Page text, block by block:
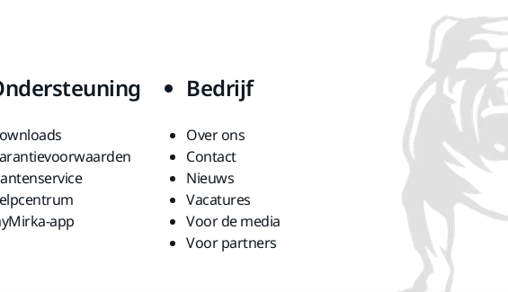
app
Bedrijf
Over ons
Contact
Nieuws
Vacatures
Voor de media
Voor partners